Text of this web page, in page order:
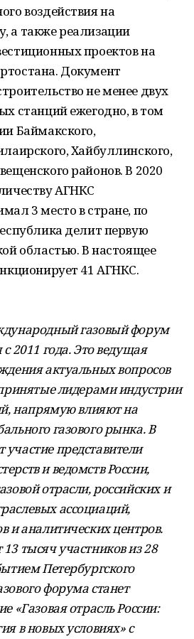
воздействия на
а также реализации
проектов на
Документ
не менее двух
станций ежегодно, в том
Баймакского,
Хайбуллинского,
районов. В 2020
АГНКС
3 место в стране, по
делит первую
областью. В настоящее
41 АГНКС.
газовый форум
2011 года. Это ведущая
актуальных вопросов
лидерами индустрии
напрямую влияют на
газового рынка. В
представители
и ведомств России,
отрасли, российских и
ассоциаций,
и аналитических центров.
тысяч участников из 28
Петербургского
форума станет
«Газовая отрасль России:
в новых условиях» с